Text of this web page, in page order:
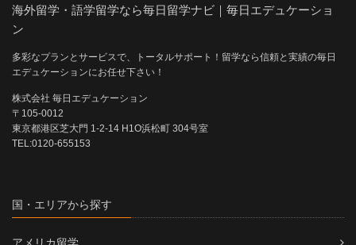
海外留学・語学留学なら毎日留学ナビ｜毎日エデュケーショ
ン
多彩なプランとサービスで、トータルサポート！留学なら信頼と実績の毎日
エデュケーションにお任せ下さい！
株式会社 毎日エデュケーション
〒105-0012
東京都港区芝大門 1-2-14 H1O浜松町 304号室
TEL:0120-655153
国・エリアから探す